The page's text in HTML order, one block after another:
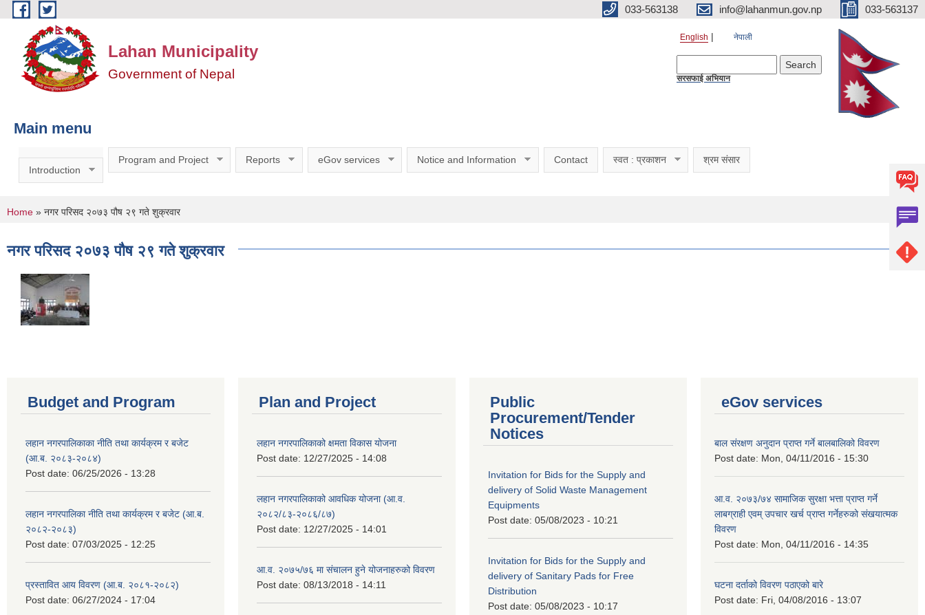
Skip to main content 033-563138 info@lahanmun.gov.np 033-563137
Lahan Municipality
Government of Nepal
English नेपाली
सरसफाई अभियान
Main menu
Introduction
Program and Project Reports eGov services Notice and Information Contact स्वत : प्रकाशन श्रम संसार
You are here
Home » नगर परिसद २०७३ पौष २९ गते शुक्रवार
नगर परिसद २०७३ पौष २९ गते शुक्रवार
Budget and Program
लहान नगरपालिकाका नीति तथा कार्यक्रम र बजेट
(आ.ब. २०८३-२०८४)
Post date: 06/25/2026 - 13:28
लहान नगरपालिका नीति तथा कार्यक्रम र बजेट (आ.ब.
२०८२-२०८३)
Post date: 07/03/2025 - 12:25
प्रस्तावित आय विवरण (आ.ब. २०८१-२०८२)
Post date: 06/27/2024 - 17:04
Plan and Project
लहान नगरपालिकाको क्षमता विकास योजना
Post date: 12/27/2025 - 14:08
लहान नगरपालिकाको आवधिक योजना (आ.व.
२०८२/८३-२०८६/८७)
Post date: 12/27/2025 - 14:01
आ.व. २०७५/७६ मा संचालन हुने योजनाहरुको विवरण
Post date: 08/13/2018 - 14:11
Public
Procurement/Tender
Notices
Invitation for Bids for the Supply and
delivery of Solid Waste Management
Equipments
Post date: 05/08/2023 - 10:21
Invitation for Bids for the Supply and
delivery of Sanitary Pads for Free
Distribution
Post date: 05/08/2023 - 10:17
eGov services
बाल संरक्षण अनुदान प्राप्त गर्ने बालबालिको विवरण
Post date: Mon, 04/11/2016 - 15:30
आ.व. २०७३/७४ सामाजिक सुरक्षा भत्ता प्राप्त गर्ने
लाबग्राही एवम् उपचार खर्च प्राप्त गर्नेहरुको संखयात्मक
विवरण
Post date: Mon, 04/11/2016 - 14:35
घटना दर्ताको विवरण पठाएको बारे
Post date: Fri, 04/08/2016 - 13:07